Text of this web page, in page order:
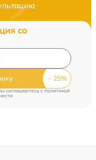
со
соглашаетесь c политикой